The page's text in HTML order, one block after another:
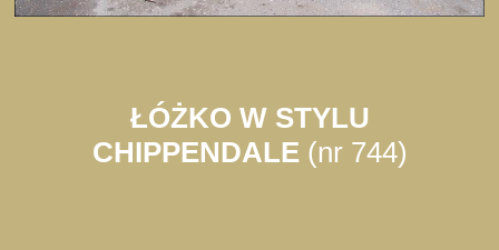
ŁÓŻKO W STYLU
CHIPPENDALE (nr 744)